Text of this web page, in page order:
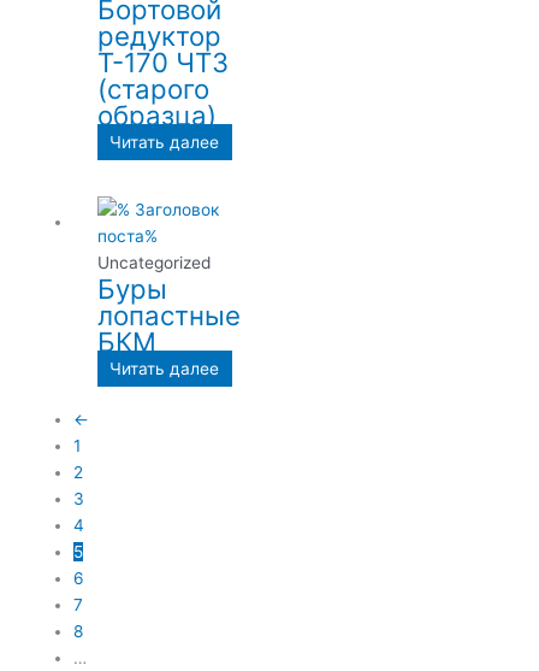
Бортовой
редуктор
Т-170 ЧТЗ
(старого
образца)
Читать далее
Uncategorized
Буры
лопастные
БКМ
Читать далее
←
1
2
3
4
5
6
7
8
…